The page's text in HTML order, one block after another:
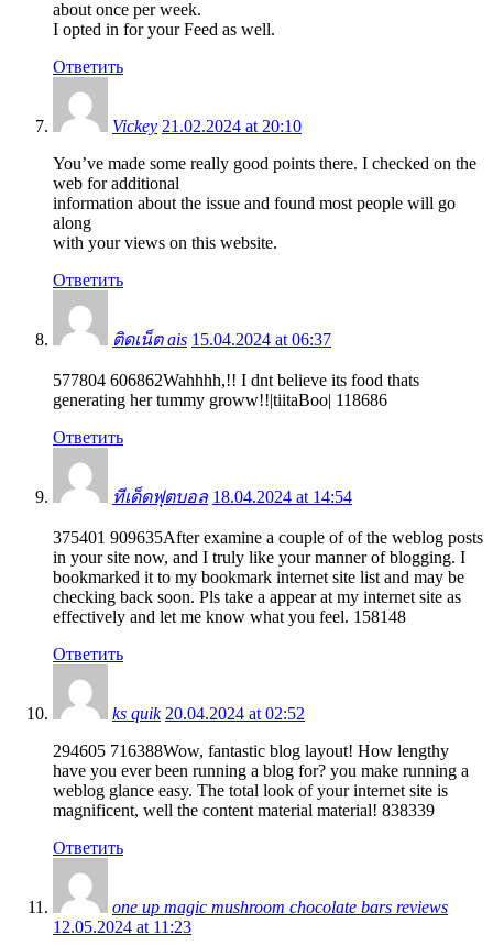
about once per week.
I opted in for your Feed as well.
Ответить
Vickey 21.02.2024 at 20:10
You’ve made some really good points there. I checked on the
web for additional
information about the issue and found most people will go
along
with your views on this website.
Ответить
ติดเน็ต ais 15.04.2024 at 06:37
577804 606862Wahhhh,!! I dnt believe its food thats
generating her tummy groww!!|tiitaBoo| 118686
Ответить
ทีเด็ดฟุตบอล 18.04.2024 at 14:54
375401 909635After examine a couple of of the weblog posts
in your site now, and I truly like your manner of blogging. I
bookmarked it to my bookmark internet site list and may be
checking back soon. Pls take a appear at my internet site as
effectively and let me know what you feel. 158148
Ответить
ks quik 20.04.2024 at 02:52
294605 716388Wow, fantastic blog layout! How lengthy
have you ever been running a blog for? you make running a
weblog glance easy. The total look of your internet site is
magnificent, well the content material material! 838339
Ответить
one up magic mushroom chocolate bars reviews
12.05.2024 at 11:23